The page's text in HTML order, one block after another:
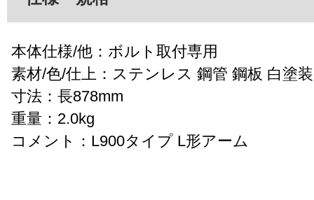
本体仕様/他：ボルト取付専用
素材/色/仕上：ステンレス 鋼管 鋼板 白塗装
寸法：長878mm
重量：2.0kg
コメント：L900タイプ L形アーム